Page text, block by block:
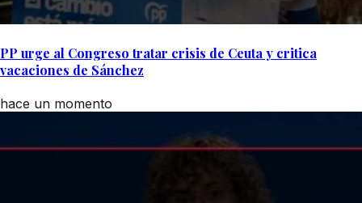
PP urge al Congreso tratar crisis de Ceuta y critica
vacaciones de Sánchez
hace un momento